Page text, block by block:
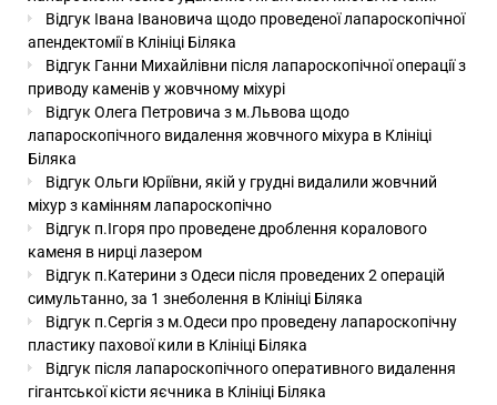
Відгук Івана Івановича щодо проведеної лапароскопічної
апендектомії в Клініці Біляка
Відгук Ганни Михайлівни після лапароскопічної операції з
приводу каменів у жовчному міхурі
Відгук Олега Петровича з м.Львова щодо
лапароскопічного видалення жовчного міхура в Клініці
Біляка
Відгук Ольги Юріївни, якій у грудні видалили жовчний
міхур з камінням лапароскопічно
Відгук п.Ігоря про проведене дроблення коралового
каменя в нирці лазером
Відгук п.Катерини з Одеси після проведених 2 операцій
симультанно, за 1 знеболення в Клініці Біляка
Відгук п.Сергія з м.Одеси про проведену лапароскопічну
пластику пахової кили в Клініці Біляка
Відгук після лапароскопічного оперативного видалення
гігантської кісти яєчника в Клініці Біляка